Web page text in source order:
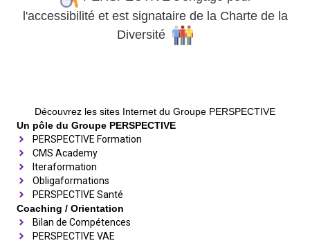
l'accessibilitéet est signataire de la Charte de la
Diversité
Découvrez les sites Internet du Groupe PERSPECTIVE
Un pôle du Groupe PERSPECTIVE
PERSPECTIVE Formation
CMS Academy
Iteraformation
Obligaformations
PERSPECTIVE Santé
Coaching / Orientation
Bilan de Compétences
PERSPECTIVE VAE